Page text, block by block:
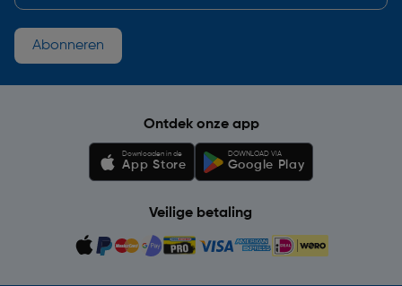
Abonneren
Ontdek onze app
Downloaden in de
App Store
DOWNLOAD VIA
Google Play
Veilige betaling